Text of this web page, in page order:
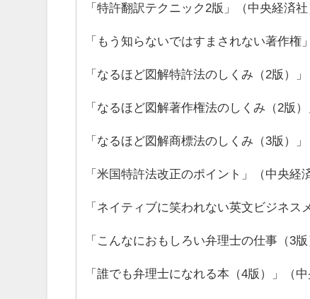
「特許翻訳テクニック2版」（中央経済社
「もう知らないではすまされない著作権
「なるほど図解特許法のしくみ（2版）」
「なるほど図解著作権法のしくみ（2版）
「なるほど図解商標法のしくみ（3版）」
「米国特許法改正のポイント」（中央経
「ネイティブに笑われない英文ビジネス
「こんなにおもしろい弁理士の仕事（3
「誰でも弁理士になれる本（4版）」（中